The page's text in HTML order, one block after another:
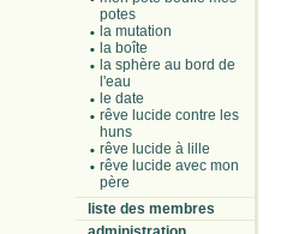
potes
la mutation
la boîte
la sphère au bord de
l'eau
le date
rêve lucide contre les
huns
rêve lucide à lille
rêve lucide avec mon
père
liste des membres